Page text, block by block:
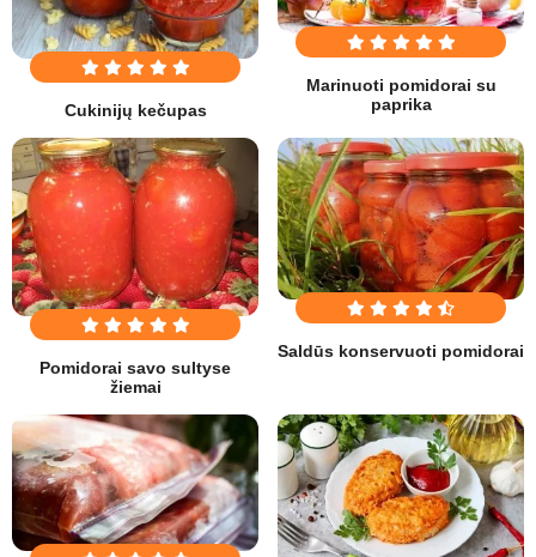
Cukinijų kečupas
Marinuoti pomidorai su
paprika
Pomidorai savo sultyse
žiemai
Saldūs konservuoti pomidorai